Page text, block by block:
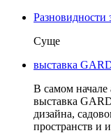
Разновидности
Суще
выставка
В самом начале
выставка
дизайна,
пространств и